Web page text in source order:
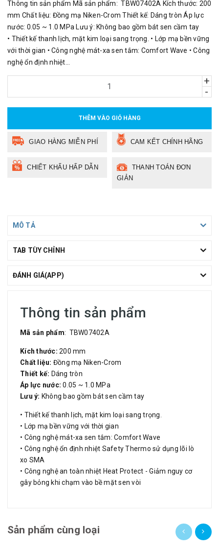
Thông tin sản phẩm Mã sản phẩm: TBW07402A Kích thước: 200
mm Chất liệu: Đồng mạ Niken-Crom Thiết kế: Dáng tròn Áp lực
nước: 0.05 ~ 1.0 MPa Lưu ý: Không bao gồm bát sen cầm tay
• Thiết kế thanh lịch, mặt kim loại sang trọng. • Lớp mạ bền vững
với thời gian • Công nghệ mát-xa sen tắm: Comfort Wave • Công
nghệ ổn định nhiệt...
+
-
THÊM VÀO GIỎ HÀNG
GIAO HÀNG MIỄN PHÍ CAM KẾT CHÍNH HÃNG
CHIẾT KHẤU HẤP DẪN
THANH TOÁN ĐƠN
GIẢN
MÔ TẢ
TAB TÙY CHỈNH
ĐÁNH GIÁ(APP)
Thông tin sản phẩm
Mã sản phẩm: TBW07402A
Kích thước: 200 mm
Chất liệu: Đồng mạ Niken-Crom
Thiết kế: Dáng tròn
Áp lực nước: 0.05 ~ 1.0 MPa
Lưu ý: Không bao gồm bát sen cầm tay
• Thiết kế thanh lịch, mặt kim loại sang trọng.
• Lớp mạ bền vững với thời gian
• Công nghệ mát-xa sen tắm: Comfort Wave
• Công nghệ ổn định nhiệt Safety Thermo sử dụng lõi lò
xo SMA
• Công nghệ an toàn nhiệt Heat Protect - Giảm nguy cơ
gây bỏng khi chạm vào bề mặt sen vòi
Sản phẩm cùng loại